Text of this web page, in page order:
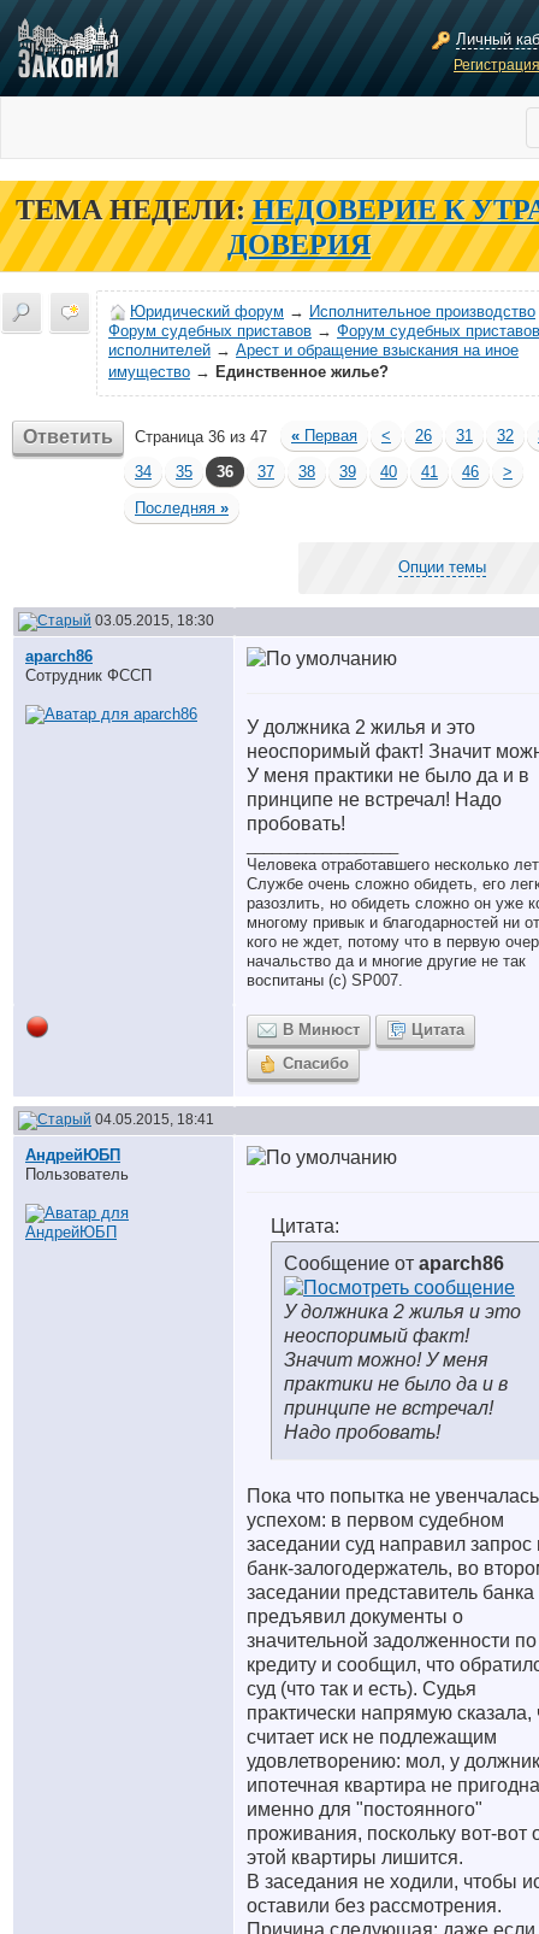
Личный
ТЕМА НЕДЕЛИ: НЕДОВЕРИЕ К
ДОВЕРИЯ
Юридический форум → Исполнительное производство
Форум судебных приставов → Форум судебных
исполнителей → Арест и обращение взыскания на иное
имущество → Единственное жилье?
Ответить Страница 36 из 47 « Первая < 26 31 32
34
35 36 37 38 39 40 41 46
>
Последняя »
Опции темы
03.05.2015, 18:30
aparch86
Сотрудник ФССП
У должника 2 жилья и это
неоспоримый факт! Значит
У меня практики не было да и в
принципе не встречал! Надо
пробовать!
Человека отработавшего несколько
Службе очень сложно обидеть, его
разозлить, но обидеть сложно он уже
многому привык и благодарностей ни от
кого не ждет, потому что в первую
начальство да и многие другие не так
воспитаны (с) SP007.
В Минюст
Цитата
Спасибо
04.05.2015, 18:41
АндрейЮБП
Пользователь
Цитата:
Сообщение от aparch86
У должника 2 жилья и это
неоспоримый факт!
Значит можно! У меня
практики не было да и в
принципе не встречал!
Надо пробовать!
Пока что попытка не увенчалась
успехом: в первом судебном
заседании суд направил запрос
банк-залогодержатель, во
заседании представитель банка
предъявил документы о
значительной задолженности по
кредиту и сообщил, что
суд (что так и есть). Судья
практически напрямую сказала,
считает иск не подлежащим
удовлетворению: мол, у
ипотечная квартира не пригодна
именно для "постоянного"
проживания, поскольку вот-вот
этой квартиры лишится.
В заседания не ходили, чтобы
оставили без рассмотрения.
Причина следующая: даже если